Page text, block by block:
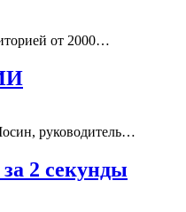
от 2000…
руководитель…
2 секунды